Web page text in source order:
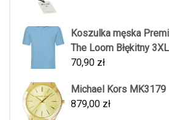
Koszulka męska
The Loom Błękitny 3XL
70,90 zł
Michael Kors MK3179
879,00 zł